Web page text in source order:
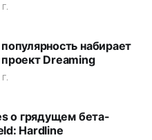
набирает
Dreaming
о грядущем бета-
Hardline